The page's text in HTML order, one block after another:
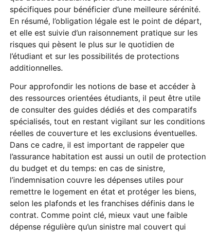
spécifiques pour bénéficier d’une meilleure sérénité.
En résumé, l’obligation légale est le point de départ,
et elle est suivie d’un raisonnement pratique sur les
risques qui pèsent le plus sur le quotidien de
l’étudiant et sur les possibilités de protections
additionnelles.
Pour approfondir les notions de base et accéder à
des ressources orientées étudiants, il peut être utile
de consulter des guides dédiés et des comparatifs
spécialisés, tout en restant vigilant sur les conditions
réelles de couverture et les exclusions éventuelles.
Dans ce cadre, il est important de rappeler que
l’assurance habitation est aussi un outil de protection
du budget et du temps: en cas de sinistre,
l’indemnisation couvre les dépenses utiles pour
remettre le logement en état et protéger les biens,
selon les plafonds et les franchises définis dans le
contrat. Comme point clé, mieux vaut une faible
dépense régulière qu’un sinistre mal couvert qui